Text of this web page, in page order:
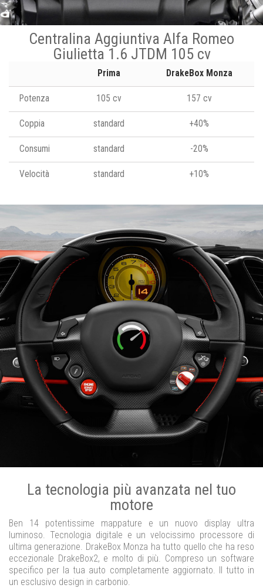
Centralina Aggiuntiva Alfa Romeo
Giulietta 1.6 JTDM 105 cv
Prima DrakeBox Monza
Potenza 105 cv 157 cv
Coppia standard +40%
Consumi standard -20%
Velocità standard +10%
La tecnologia più avanzata nel tuo
motore
Ben 14 potentissime mappature e un nuovo display ultra
luminoso. Tecnologia digitale e un velocissimo processore di
ultima generazione. DrakeBox Monza ha tutto quello che ha reso
eccezionale DrakeBox2, e molto di più. Compreso un software
specifico per la tua auto completamente aggiornato. Il tutto in
un esclusivo design in carbonio.